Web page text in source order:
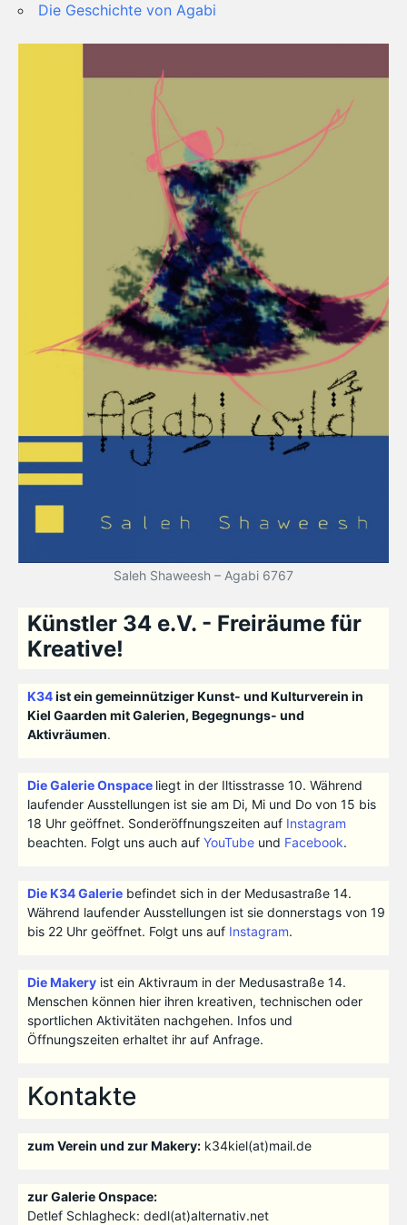
Die Geschichte von Agabi
Saleh Shaweesh – Agabi 6767
Künstler 34 e.V. - Freiräume für
Kreative!
K34ist ein gemeinnütziger Kunst- und Kulturverein in
Kiel Gaarden mit Galerien, Begegnungs- und
Aktivräumen.
Die Galerie Onspace liegt in der Iltisstrasse 10. Während
laufender Ausstellungen ist sie am Di, Mi und Do von 15 bis
18 Uhr geöffnet. Sonderöffnungszeiten auf Instagram
beachten. Folgt uns auch auf YouTubeund Facebook.
Die K34 Galeriebefindet sich in der Medusastraße 14.
Während laufender Ausstellungen ist sie donnerstags von 19
bis 22 Uhr geöffnet. Folgt uns auf Instagram.
Die Makeryist ein Aktivraum in der Medusastraße 14.
Menschen können hier ihren kreativen, technischen oder
sportlichen Aktivitäten nachgehen. Infos und
Öffnungszeiten erhaltet ihr auf Anfrage.
Kontakte
zum Verein und zur Makery:k34kiel(at)mail.de
zur Galerie Onspace:
Detlef Schlagheck: dedl(at)alternativ.net